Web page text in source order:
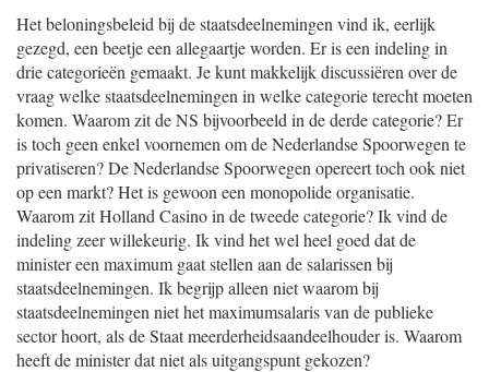
Het beloningsbeleid bij de staatsdeelnemingen vind ik, eerlijk
gezegd, een beetje een allegaartje worden. Er is een indeling in
drie categorieën gemaakt. Je kunt makkelijk discussiëren over de
vraag welke staatsdeelnemingen in welke categorie terecht moeten
komen. Waarom zit de NS bijvoorbeeld in de derde categorie? Er
is toch geen enkel voornemen om de Nederlandse Spoorwegen te
privatiseren? De Nederlandse Spoorwegen opereert toch ook niet
op een markt? Het is gewoon een monopolide organisatie.
Waarom zit Holland Casino in de tweede categorie? Ik vind de
indeling zeer willekeurig. Ik vind het wel heel goed dat de
minister een maximum gaat stellen aan de salarissen bij
staatsdeelnemingen. Ik begrijp alleen niet waarom bij
staatsdeelnemingen niet het maximumsalaris van de publieke
sector hoort, als de Staat meerderheidsaandeelhouder is. Waarom
heeft de minister dat niet als uitgangspunt gekozen?